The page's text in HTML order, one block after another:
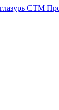
СТМ